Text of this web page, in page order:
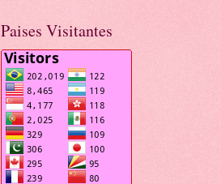
Paises Visitantes